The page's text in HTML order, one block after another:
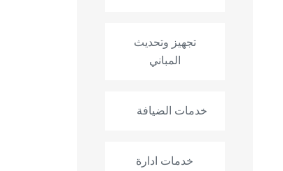
تجهيز وتحديث
المباني
خدمات الضيافة
خدمات ادارة